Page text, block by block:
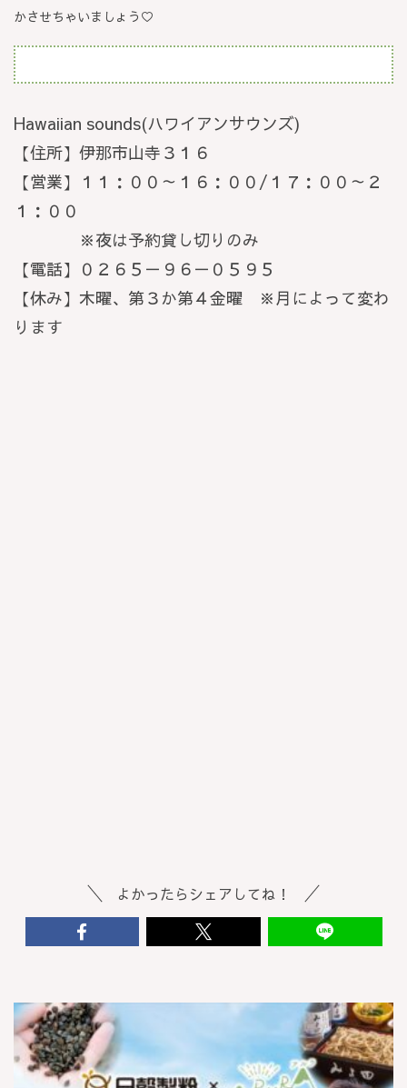
かさせちゃいましょう♡
Hawaiian sounds(ハワイアンサウンズ)
【住所】伊那市山寺３１６
【営業】１１：００～１６：００/１７：００～２
１：００
※夜は予約貸し切りのみ
【電話】０２６５－９６－０５９５
【休み】木曜、第３か第４金曜 ※月によって変わ
ります
よかったらシェアしてね！